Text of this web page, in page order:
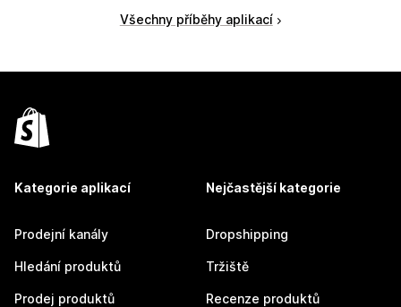
Všechny příběhy aplikací
Kategorie aplikací
Prodejní kanály
Hledání produktů
Prodej produktů
Nejčastější kategorie
Dropshipping
Tržiště
Recenze produktů